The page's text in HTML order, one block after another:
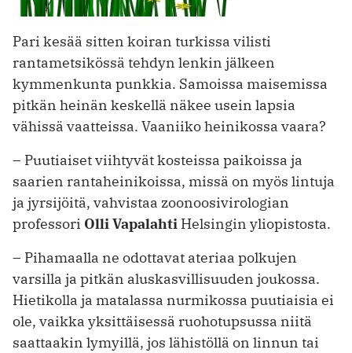
Pari kesää sitten koiran turkissa vilisti
rantametsikössä tehdyn lenkin jälkeen
kymmenkunta punkkia. Samoissa maisemissa
pitkän heinän keskellä näkee usein lapsia
vähissä vaatteissa. Vaaniiko heinikossa vaara?
– Puutiaiset viihtyvät kosteissa paikoissa ja
saarien rantaheinikoissa, missä on myös lintuja
ja jyrsijöitä, vahvistaa zoonoosivirologian
professori Olli Vapalahti Helsingin yliopistosta.
– Pihamaalla ne odottavat ateriaa polkujen
varsilla ja pitkän aluskasvillisuuden joukossa.
Hietikolla ja matalassa nurmikossa puutiaisia ei
ole, vaikka yksittäisessä ruohotupsussa niitä
saattaakin lymyillä, jos lähistöllä on linnun tai